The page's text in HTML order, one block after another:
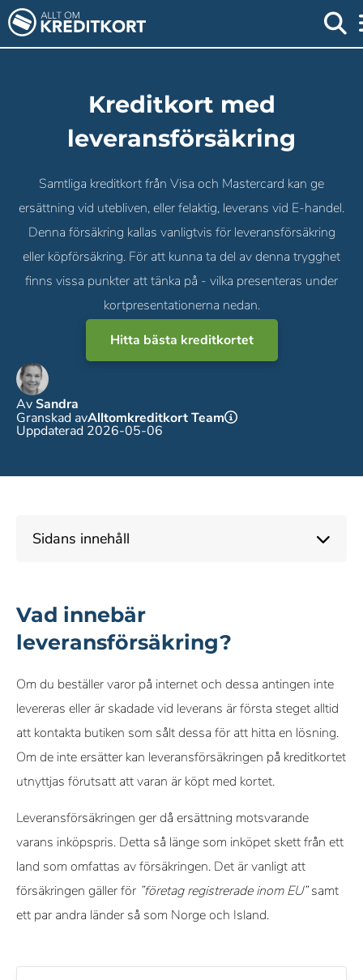
Kreditkort med
leveransförsäkring
Samtliga kreditkort från Visa och Mastercard kan ge
ersättning vid utebliven, eller felaktig, leverans vid E-handel.
Denna försäkring kallas vanligtvis för leveransförsäkring
eller köpförsäkring. För att kunna ta del av denna trygghet
finns vissa punkter att tänka på - vilka presenteras under
kortpresentationerna nedan.
Hitta bästa kreditkortet
AvSandra
Granskad avAlltomkreditkort Team
Uppdaterad 2026-05-06
Sidans innehåll
Vad innebär
leveransförsäkring?
Om du beställer varor på internet och dessa antingen inte
levereras eller är skadade vid leverans är första steget alltid
att kontakta butiken som sålt dessa för att hitta en lösning.
Om de inte ersätter kan leveransförsäkringen på kreditkortet
utnyttjas förutsatt att varan är köpt med kortet.
Leveransförsäkringen ger då ersättning motsvarande
varans inköpspris. Detta så länge som inköpet skett från ett
land som omfattas av försäkringen. Det är vanligt att
försäkringen gäller för ”företag registrerade inom EU”samt
ett par andra länder så som Norge och Island.